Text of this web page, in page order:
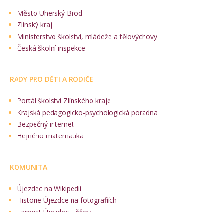
Město Uherský Brod
Zlínský kraj
Ministerstvo školství, mládeže a tělovýchovy
Česká školní inspekce
RADY PRO DĚTI A RODIČE
Portál školství Zlínského kraje
Krajská pedagogicko-psychologická poradna
Bezpečný internet
Hejného matematika
KOMUNITA
Újezdec na Wikipedii
Historie Újezdce na fotografiích